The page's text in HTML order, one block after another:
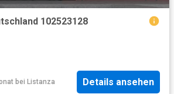
102523128
bei Listanza Details ansehen